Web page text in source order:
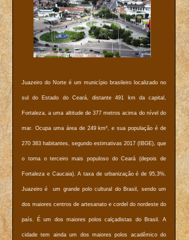
Juazeiro do Norte é um município brasileiro localizado no
sul do Estado do Ceará, distante 491 km da capital,
Fortaleza, a uma altitude de 377 metros acima do nível do
mar. Ocupa uma área de 249 km², e sua população é de
270 383 habitantes, segundo estimativas 2017 (IBGE), que
o torna o terceiro mais populoso do Ceará (depois de
Fortaleza e Caucaia). A taxa de urbanização é de 95,3%.
Juazeiro é um grande polo cultural do Brasil, sendo um
dos maiores centros de artesanato e cordel do nordeste do
país. É um dos maiores polos calçadistas do Brasil. A
cidade tem ainda um dos maiores polos acadêmico do